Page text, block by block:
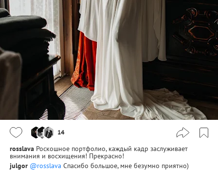
14
rosslava Роскошное портфолио, каждый кадр заслуживает
внимания и восхищения! Прекрасно!
julgor @rosslava Спасибо большое, мне безумно приятно)